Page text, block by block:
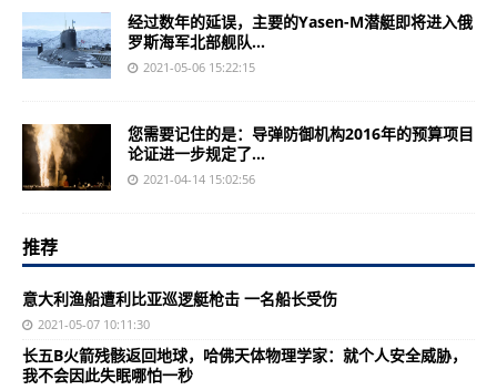
经过数年的延误，主要的Yasen-M潜艇即将进入俄
罗斯海军北部舰队...
2021-05-06 15:22:15
您需要记住的是：导弹防御机构2016年的预算项目
论证进一步规定了...
2021-04-14 15:02:56
推荐
意大利渔船遭利比亚巡逻艇枪击 一名船长受伤
2021-05-07 10:11:30
长五B火箭残骸返回地球，哈佛天体物理学家：就个人安全威胁，
我不会因此失眠哪怕一秒